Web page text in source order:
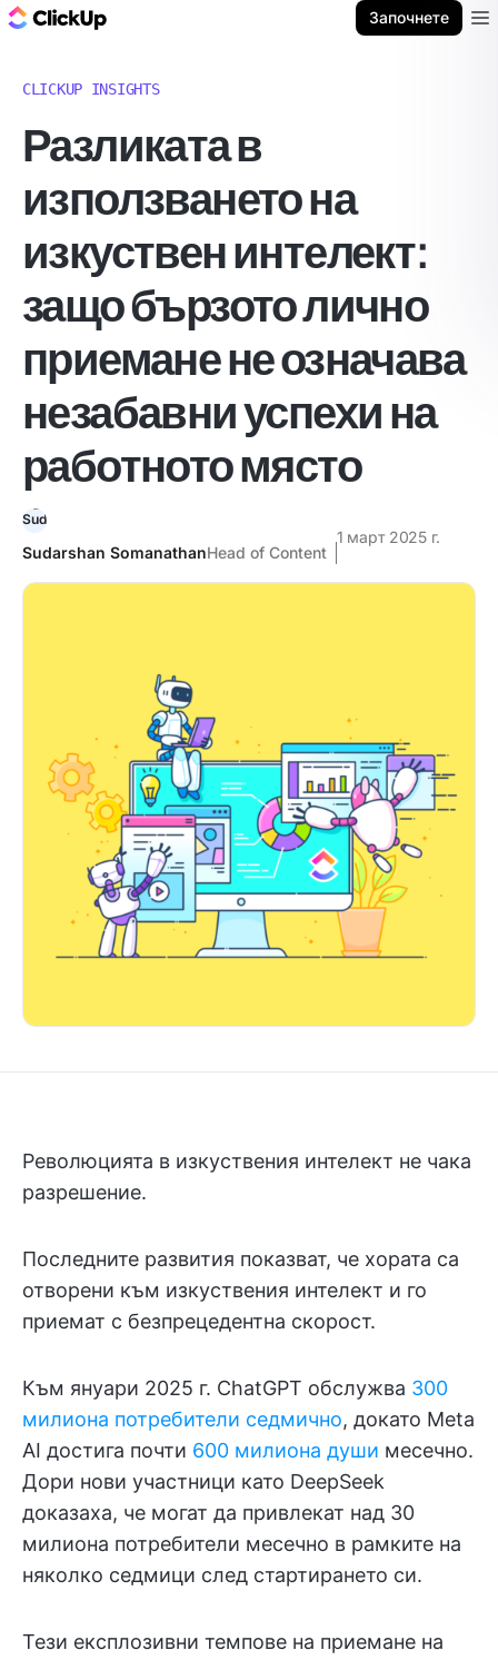
Започнете
CLICKUP INSIGHTS
Разликата в
използването на
изкуствен интелект:
защо бързото лично
приемане не означава
незабавни успехи на
работното място
Sudarshan SomanathanHead of Content
1 март 2025 г.
Революцията в изкуствения интелект не чака
разрешение.
Последните развития показват, че хората са
отворени към изкуствения интелект и го
приемат с безпрецедентна скорост.
Към януари 2025 г. ChatGPT обслужва 300
милиона потребители седмично, докато Meta
AI достига почти 600 милиона души месечно.
Дори нови участници като DeepSeek
доказаха, че могат да привлекат над 30
милиона потребители месечно в рамките на
няколко седмици след стартирането си.
Тези експлозивни темпове на приемане на